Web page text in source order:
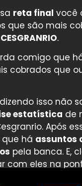
reta final você
que são mais
.
comigo que
cobrados que
isso não
estatística de
. Após
há assuntos
pela banca. E,
com eles na